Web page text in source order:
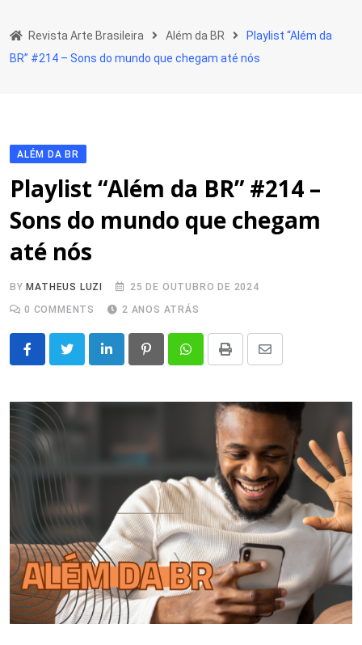
to
content
Revista Arte Brasileira Além da BR
Playlist “Além da
BR” #214 – Sons do mundo que chegam até nós
ALÉM DA BR
Playlist “Além da BR” #214 –
Sons do mundo que chegam
até nós
BY MATHEUS LUZI
25 DE OUTUBRO DE 2024
0 COMMENTS 2 ANOS ATRÁS
LinkedIn PinterestWhatsappPrint
Share
Email